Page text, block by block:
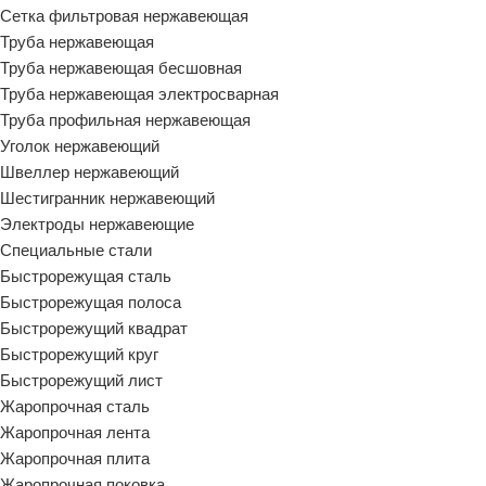
Сетка фильтровая нержавеющая
Труба нержавеющая
Труба нержавеющая бесшовная
Труба нержавеющая электросварная
Труба профильная нержавеющая
Уголок нержавеющий
Швеллер нержавеющий
Шестигранник нержавеющий
Электроды нержавеющие
Специальные стали
Быстрорежущая сталь
Быстрорежущая полоса
Быстрорежущий квадрат
Быстрорежущий круг
Быстрорежущий лист
Жаропрочная сталь
Жаропрочная лента
Жаропрочная плита